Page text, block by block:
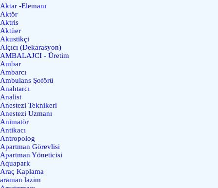
Aktar -Elemanı
Aktör
Aktris
Aktüer
Akustikçi
Alçıcı (Dekarasyon)
AMBALAJCI - Üretim
Ambar
Ambarcı
Ambulans Şoförü
Anahtarcı
Analist
Anestezi Teknikeri
Anestezi Uzmanı
Animatör
Antikacı
Antropolog
Apartman Görevlisi
Apartman Yöneticisi
Aquapark
Araç Kaplama
araman lazim